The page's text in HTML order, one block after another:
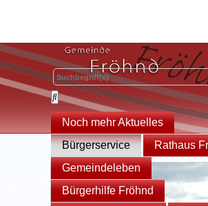
Noch mehr Aktuelles
Bürgerservice
Rathaus
Gemeindeleben
Bürgerhilfe Fröhnd